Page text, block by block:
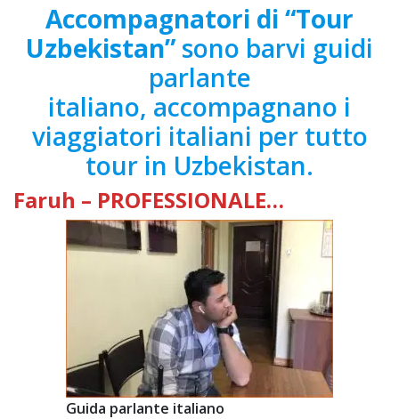
Accompagnatori di “Tour
Uzbekistan” sono barvi guidi
parlante
italiano, accompagnano i
viaggiatori italiani per tutto
tour in Uzbekistan.
Faruh – PROFESSIONALE…
Guida parlante italiano